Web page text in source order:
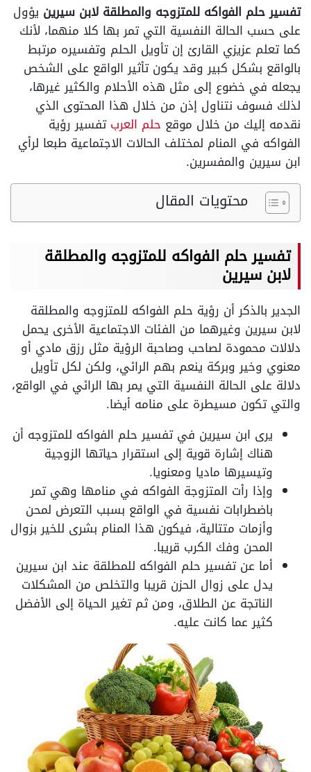
تفسير حلم الفواكه للمتزوجه والمطلقة لابن سيرين يؤول
على حسب الحالة النفسية التي تمر بها كلا منهما، لأنك
كما تعلم عزيزي القارئ إن تأويل الحلم وتفسيره مرتبط
بالواقع بشكل كبير وقد يكون تأثير الواقع على الشخص
يجعله في خضوع إلى مثل هذه الأحلام والكثير غيرها،
لذلك فسوف نتناول إذن من خلال هذا المحتوى الذي
نقدمه إليك من خلال موقع حلم العرب تفسير رؤية
الفواكه في المنام لمختلف الحالات الاجتماعية طبعا لرأي
ابن سيرين والمفسرين.
محتويات المقال
تفسير حلم الفواكه للمتزوجه والمطلقة
لابن سيرين
الجدير بالذكر أن رؤية حلم الفواكه للمتزوجه والمطلقة
لابن سيرين وغيرهما من الفئات الاجتماعية الأخرى يحمل
دلالات محمودة لصاحب وصاحبة الرؤية مثل رزق مادي أو
معنوي وخير وبركة ينعم بهم الرائي، ولكن لكل تأويل
دلالة على الحالة النفسية التي يمر بها الرائي في الواقع،
والتي تكون مسيطرة على منامه أيضا.
يرى ابن سيرين في تفسير حلم الفواكه للمتزوجه أن
هناك إشارة قوية إلى استقرار حياتها الزوجية
وتيسيرها ماديا ومعنويا.
وإذا رأت المتزوجة الفواكه في منامها وهي تمر
باضطرابات نفسية في الواقع بسبب التعرض لمحن
وأزمات متتالية، فيكون هذا المنام بشرى للخير بزوال
المحن وفك الكرب قريبا.
أما عن تفسير حلم الفواكه للمطلقة عند ابن سيرين
يدل على زوال الحزن قريبا والتخلص من المشكلات
الناتجة عن الطلاق، ومن ثم تغير الحياة إلى الأفضل
كثير عما كانت عليه.